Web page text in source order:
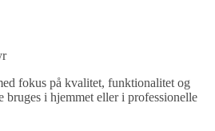
fokus på kvalitet, funktionalitet og
bruges i hjemmet eller i professionelle